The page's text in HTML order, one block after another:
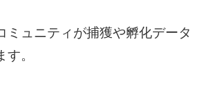
ミュニティが捕獲や孵化データ
。